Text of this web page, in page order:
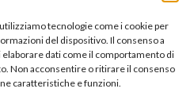
tecnologie come i cookie per
del dispositivo. Il consenso a
dati come il comportamento di
Non acconsentire o ritirare il consenso
caratteristiche e funzioni.
tribunale Verona